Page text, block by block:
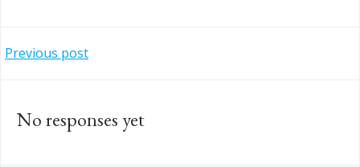
Post
Previous post
No responses yet